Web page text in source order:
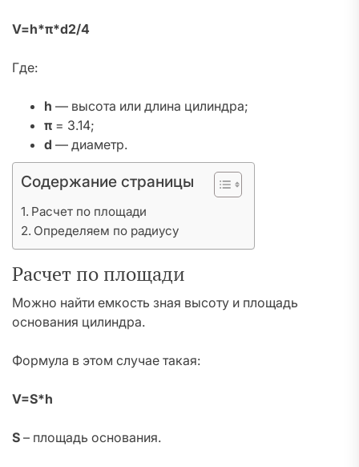
V=h*π*d2/4
Где:
h — высота или длина цилиндра;
π = 3.14;
d — диаметр.
Содержание страницы
Расчет по площади
Определяем по радиусу
Расчет по площади
Можно найти емкость зная высоту и площадь
основания цилиндра.
Формула в этом случае такая:
V=S*h
S – площадь основания.